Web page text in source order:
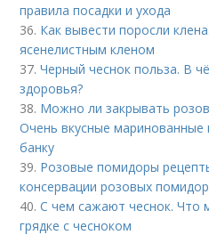
правила посадки и ухода
36. Как вывести поросли
ясенелистным кленом
37.Черный чеснок польза. В
здоровья?
38. Можно ли закрывать
Очень вкусные
банку
39. Розовые помидоры
консервации розовых
40.С чем сажают чеснок. Что
грядке с чесноком